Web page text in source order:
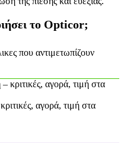
το Opticor;
που αντιμετωπίζουν
αγορά, τιμή στα